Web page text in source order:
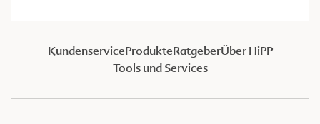
KundenserviceProdukteRatgeberÜber HiPP
Tools und Services